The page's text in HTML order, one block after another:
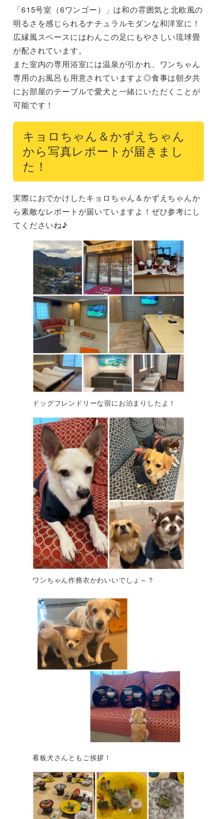
「615号室（6ワンゴー）」は和の雰囲気と北欧風の
明るさを感じられるナチュラルモダンな和洋室に！
広縁風スペースにはわんこの足にもやさしい琉球畳
が配されています。
また室内の専用浴室には温泉が引かれ、ワンちゃん
専用のお風呂も用意されていますよ◎食事は朝夕共
にお部屋のテーブルで愛犬と一緒にいただくことが
可能です！
キョロちゃん＆かずえちゃん
から写真レポートが届きまし
た！
実際におでかけしたキョロちゃん＆かずえちゃんか
ら素敵なレポートが届いていますよ！ぜひ参考にし
てくださいね♪
ドッグフレンドリーな宿にお泊まりしたよ！
ワンちゃん作務衣かわいいでしょ～？
看板犬さんともご挨拶！